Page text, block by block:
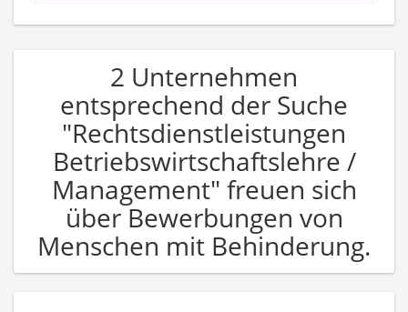
2 Unternehmen
entsprechend der Suche
"Rechtsdienstleistungen
Betriebswirtschaftslehre /
Management" freuen sich
über Bewerbungen von
Menschen mit Behinderung.